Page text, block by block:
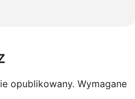
opublikowany. Wymagane